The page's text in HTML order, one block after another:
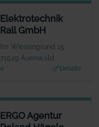
Elektrotechnik
Rall GmbH
Im Wiesengrund 15
71549 Auenwald
Details
ELEKTROTECHNIK RALL GMBH
ANSPRECHPARTNER
Herr Andre Kengerter
www.elektrotechnik-rall.de
ERGO Agentur
ERGO AGENTUR ROLAND